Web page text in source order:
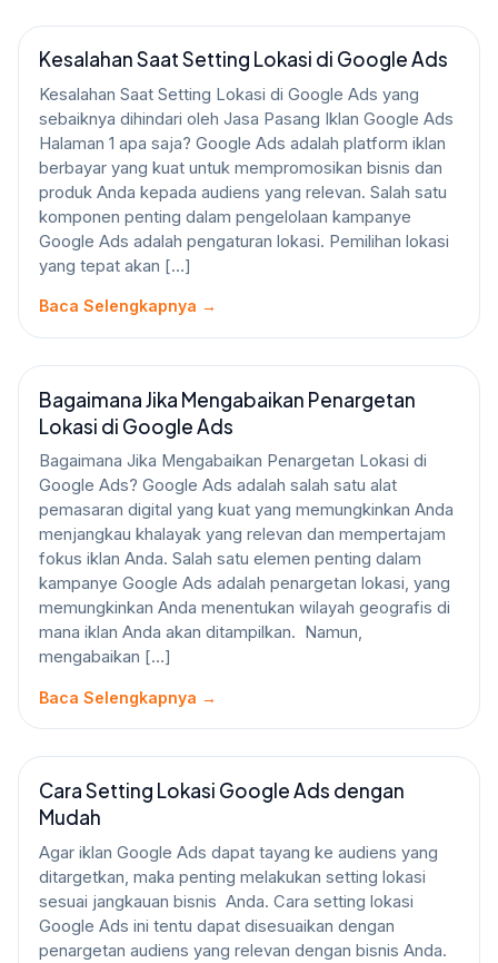
GOOGLE ADS
Kesalahan Saat Setting Lokasi di Google Ads
Kesalahan Saat Setting Lokasi di Google Ads yang
sebaiknya dihindari oleh Jasa Pasang Iklan Google Ads
Halaman 1 apa saja? Google Ads adalah platform iklan
berbayar yang kuat untuk mempromosikan bisnis dan
produk Anda kepada audiens yang relevan. Salah satu
komponen penting dalam pengelolaan kampanye
Google Ads adalah pengaturan lokasi. Pemilihan lokasi
yang tepat akan […]
Baca Selengkapnya →
GOOGLE ADS
Bagaimana Jika Mengabaikan Penargetan
Lokasi di Google Ads
Bagaimana Jika Mengabaikan Penargetan Lokasi di
Google Ads? Google Ads adalah salah satu alat
pemasaran digital yang kuat yang memungkinkan Anda
menjangkau khalayak yang relevan dan mempertajam
fokus iklan Anda. Salah satu elemen penting dalam
kampanye Google Ads adalah penargetan lokasi, yang
memungkinkan Anda menentukan wilayah geografis di
mana iklan Anda akan ditampilkan. Namun,
mengabaikan […]
Baca Selengkapnya →
GOOGLE ADS
Cara Setting Lokasi Google Ads dengan
Mudah
Agar iklan Google Ads dapat tayang ke audiens yang
ditargetkan, maka penting melakukan setting lokasi
sesuai jangkauan bisnis Anda. Cara setting lokasi
Google Ads ini tentu dapat disesuaikan dengan
penargetan audiens yang relevan dengan bisnis Anda.